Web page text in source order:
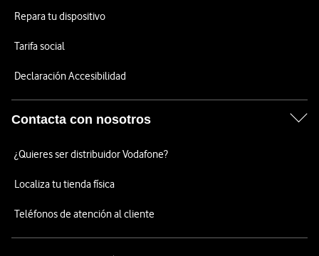
Repara tu dispositivo
Tarifa social
Declaración Accesibilidad
Contacta con nosotros
¿Quieres ser distribuidor Vodafone?
Localiza tu tienda física
Teléfonos de atención al cliente